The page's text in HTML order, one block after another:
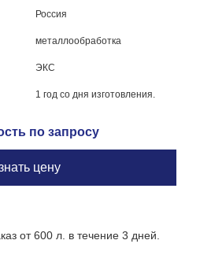
Россия
металлообработка
ЭКС
1 год со дня изготовления.
по запросу
цену
от 600 л. в течение 3 дней.